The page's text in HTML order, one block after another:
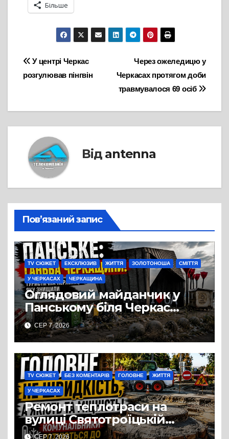
Більше
Навігація
записів
Через ожеледицю у
Черкасах протягом доби
травмувалося 69 осіб
У центрі Черкас
розгулював пінгвін
Від antenna
Пов’язаний запис
TV СЮЖЕТ ЕКСКЛЮЗИВ ЖИТТЯ ЗОЛОТОНОША СМІТТЯ
У ЧЕРКАСАХ ЧЕРКАЩИНА
Оглядовий майданчик у
Панському біля Черкас
перетворився на занедбане
сміттєзвалище
СЕР 7, 2026
TV СЮЖЕТ БЕЗ КОМЕНТАРІВ ГОЛОВНЕ ЖИТТЯ
У ЧЕРКАСАХ
Ремонт теплотраси на
вулиці Святотроїцькій
затягнувся порівняно із
СЕР 7, 2026